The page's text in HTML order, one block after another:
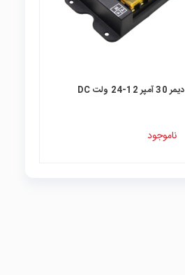
دیمر 30 آمپر 12-24 ولت DC
ناموجود